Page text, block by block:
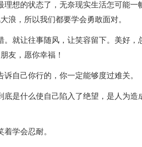
理想的状态了，无奈现实生活怎可能
浪，所以我们都要学会勇敢面对。
。就让往事随风，让笑容留下。美好
友，愿你幸福！
自己你行的，你一定能够度过难关。
底是什么使自己陷入了绝望，是人为
学会忍耐。